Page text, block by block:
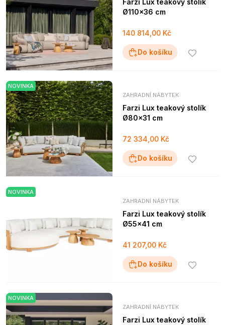
Farzi Lux teakový stolík
Ø110x36 cm
140 814,00 Kč
Do košíku
NOVINKA
ZAHRADNÍ NÁBYTEK
Farzi Lux teakový stolík
Ø80x31 cm
72 334,00 Kč
Do košíku
NOVINKA
ZAHRADNÍ NÁBYTEK
Farzi Lux teakový stolík
Ø55x41 cm
41 207,00 Kč
Do košíku
NOVINKA
ZAHRADNÍ NÁBYTEK
Farzi Lux teakový stolík